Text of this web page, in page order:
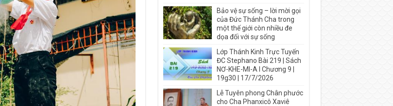
Bảo vệ sự sống – lời mời gọi
của Đức Thánh Cha trong
một thế giới còn nhiều đe
dọa đối với sự sống
Lớp Thánh Kinh Trực Tuyến
ĐC Stephano Bài 219 | Sách
NƠ-KHE-MI-A I Chương 9 |
19g30 | 17/7/2026
Lễ Tuyên phong Chân phước
cho Cha Phanxicô Xaviê